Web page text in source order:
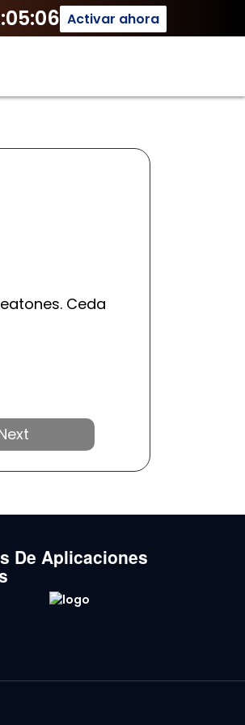
Activar ahora
Ceda
Próximo
De Aplicaciones